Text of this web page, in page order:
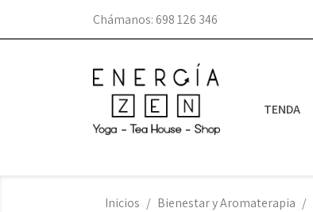
Chámanos: 698 126 346
TENDA
Inicios Bienestar y Aromaterapia